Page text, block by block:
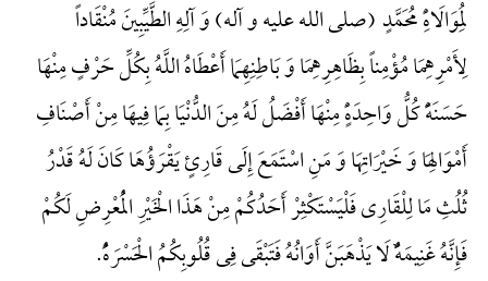
لِمُوَالَاهًِْ مُحَمَّدٍ (صلی الله علیه و آله) وَ آلِهِ الطَّیِّبِینَ مُنْقَاداً
لِأَمْرِهِمَا مُؤْمِناً بِظَاهِرِهِمَا وَ بَاطِنِهِمَا أَعْطَاهُ اللَّهُ بِکُلِّ حَرْفٍ مِنْهَا
حَسَنَهًًْ کُلُّ وَاحِدَهًٍْ مِنْهَا أَفْضَلُ لَهُ مِنَ الدُّنْیَا بِمَا فِیهَا مِنْ أَصْنَافِ
أَمْوَالِهَا وَ خَیْرَاتِهَا وَ مَنِ اسْتَمَعَ إِلَی قَارِئٍ یَقْرَؤُهَا کَانَ لَهُ قَدْرُ
ثُلُثِ مَا لِلْقَارِی فَلْیَسْتَکْثِرْ أَحَدُکُمْ مِنْ هَذَا الْخَیْرِ الْمُعْرِضِ لَکُمْ
فَإِنَّهُ غَنِیمَهًٌْ لَا یَذْهَبَنَّ أَوَانُهُ فَتَبْقَی فِی قُلُوبِکُمُ الْحَسْرَهًُْ.